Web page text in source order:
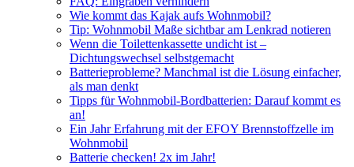
Wie kommt das Kajak aufs Wohnmobil?
Tip: Wohnmobil Maße sichtbar am Lenkrad notieren
Wenn die Toilettenkassette undicht ist –
Dichtungswechsel selbstgemacht
Batterieprobleme? Manchmal ist die Lösung einfacher,
als man denkt
Tipps für Wohnmobil-Bordbatterien: Darauf kommt es
an!
Ein Jahr Erfahrung mit der EFOY Brennstoffzelle im
Wohnmobil
Batterie checken! 2x im Jahr!